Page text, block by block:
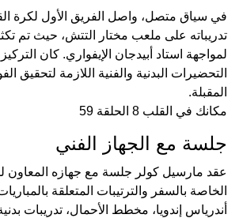
في سياق متصل، واصل الفريق الأول لكرة
تدريباته على ملعب مختار التتش، حيث تم
لمواجهة استاد أبيدجان الإيفواري. كان
التحضيرات البدنية والفنية اللازمة لتحقيق
المقبلة.
مكانك في القلب 8 الحلقة 59
جلسة مع الجهاز الفني
عقد مارسيل كولر جلسة مع جهازه المعاون
الخاصة بالسفر والترتيبات المتعلقة
أندرياس إندويا، مخطط الأحمال، تدريبات